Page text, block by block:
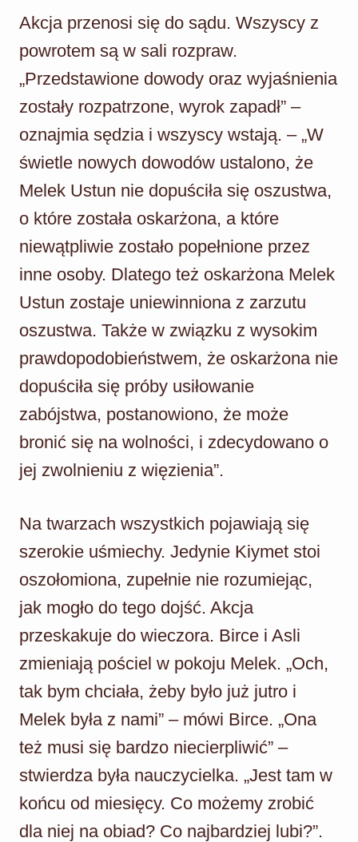
Akcja przenosi się do sądu. Wszyscy z
powrotem są w sali rozpraw.
„Przedstawione dowody oraz wyjaśnienia
zostały rozpatrzone, wyrok zapadł” –
oznajmia sędzia i wszyscy wstają. – „W
świetle nowych dowodów ustalono, że
Melek Ustun nie dopuściła się oszustwa,
o które została oskarżona, a które
niewątpliwie zostało popełnione przez
inne osoby. Dlatego też oskarżona Melek
Ustun zostaje uniewinniona z zarzutu
oszustwa. Także w związku z wysokim
prawdopodobieństwem, że oskarżona nie
dopuściła się próby usiłowanie
zabójstwa, postanowiono, że może
bronić się na wolności, i zdecydowano o
jej zwolnieniu z więzienia”.
Na twarzach wszystkich pojawiają się
szerokie uśmiechy. Jedynie Kiymet stoi
oszołomiona, zupełnie nie rozumiejąc,
jak mogło do tego dojść. Akcja
przeskakuje do wieczora. Birce i Asli
zmieniają pościel w pokoju Melek. „Och,
tak bym chciała, żeby było już jutro i
Melek była z nami” – mówi Birce. „Ona
też musi się bardzo niecierpliwić” –
stwierdza była nauczycielka. „Jest tam w
końcu od miesięcy. Co możemy zrobić
dla niej na obiad? Co najbardziej lubi?”.